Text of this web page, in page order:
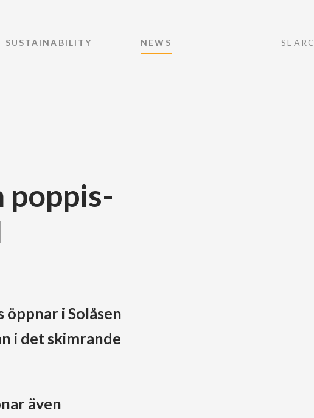
SUSTAINABILITY NEWS
poppis-
öppnar i Solåsen
i det skimrande
även